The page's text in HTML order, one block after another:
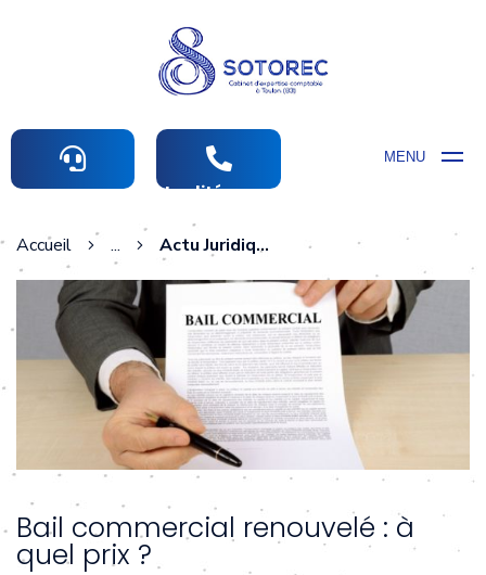
MENU
Actualités comptables
Accueil ... Actu Juridique
Bail commercial renouvelé : à
quel prix ?